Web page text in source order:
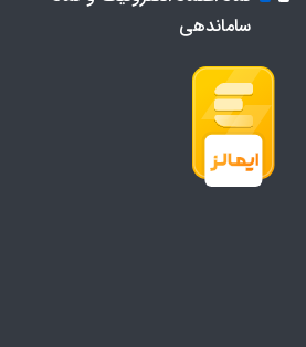
ساماندهی